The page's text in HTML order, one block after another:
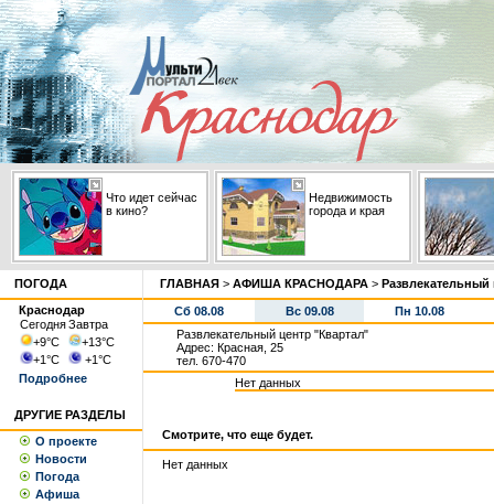
Что идет сейчас
в кино?
Недвижимость
города и края
ПОГОДА
Краснодар
СегодняЗавтра
+9°С +13°С
+1°С +1°С
Подробнее
ДРУГИЕ РАЗДЕЛЫ
О проекте
Новости
Погода
Афиша
ГЛАВНАЯ > АФИША КРАСНОДАРА > Развлекательный
Сб 08.08 Вс 09.08
Пн 10.08
Развлекательный центр "Квартал"
Адрес: Красная, 25
тел. 670-470
Нет данных
Смотрите, что еще будет.
Нет данных